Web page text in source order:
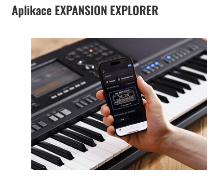
Aplikace EXPANSION EXPLORER